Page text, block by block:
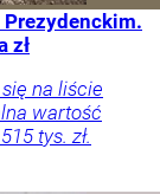
Prezydenckim.
zł
na liście
wartość
tys. zł.